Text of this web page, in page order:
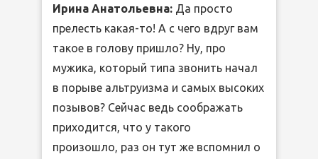
Ирина Анатольевна: Да просто
прелесть какая-то! А с чего вдруг вам
такое в голову пришло? Ну, про
мужика, который типа звонить начал
в порыве альтруизма и самых высоких
позывов? Сейчас ведь соображать
приходится, что у такого
произошло, раз он тут же вспомнил о